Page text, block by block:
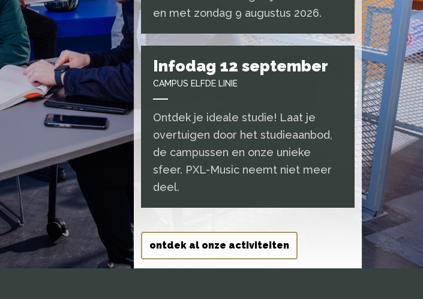
en met zondag 9 augustus 2026.
Infodag 12 september
CAMPUS ELFDE LINIE
Ontdek je ideale studie! Laat je
overtuigen door het studieaanbod,
de campussen en onze unieke
sfeer. PXL-Music neemt niet meer
deel.
ontdek al onze activiteiten